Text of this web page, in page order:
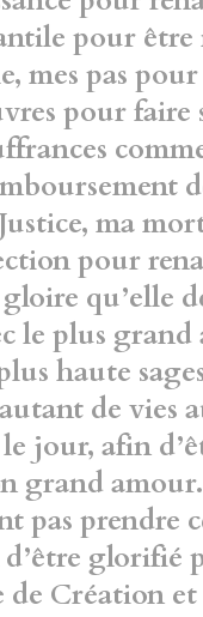
pour être
mes pas
pour faire
ma
pour
qu’elle
le plus
haute
autant de vies
jour, afin
grand
pas prendre
glorifié
de Création